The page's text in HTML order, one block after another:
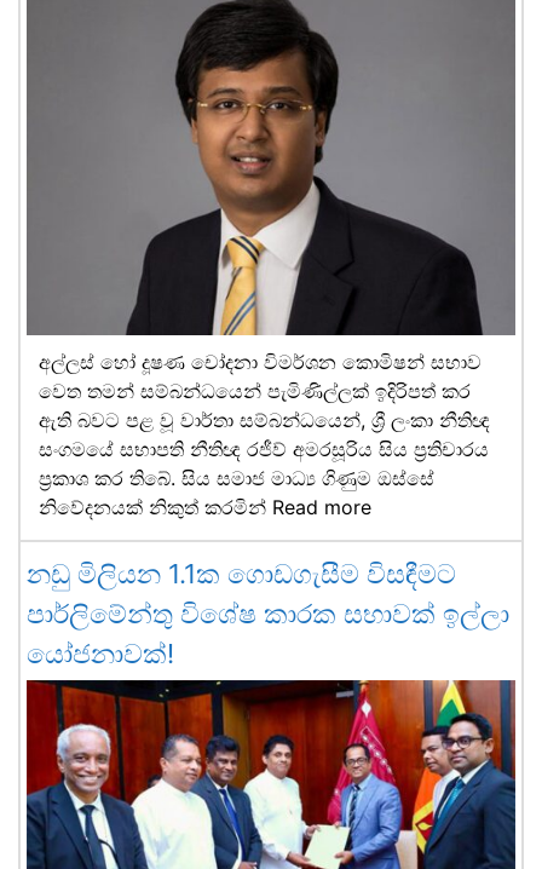
අල්ලස් හෝ දූෂණ චෝදනා විමර්ශන කොමිෂන් සභාව
වෙත තමන් සම්බන්ධයෙන් පැමිණිල්ලක් ඉදිරිපත් කර
ඇති බවට පළ වූ වාර්තා සම්බන්ධයෙන්, ශ්‍රී ලංකා නීතිඥ
සංගමයේ සභාපති නීතිඥ රජීව් අමරසූරිය සිය ප්‍රතිචාරය
ප්‍රකාශ කර තිබේ. සිය සමාජ මාධ්‍ය ගිණුම ඔස්සේ
නිවේදනයක් නිකුත් කරමින් Read more
නඩු මිලියන 1.1ක ගොඩගැසීම විසඳීමට
පාර්ලිමේන්තු විශේෂ කාරක සභාවක් ඉල්ලා
යෝජනාවක්!